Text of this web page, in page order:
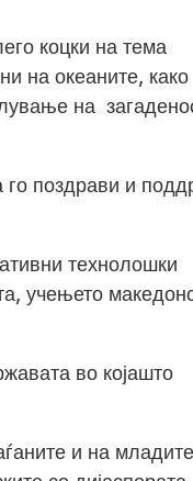
коцки на тема
на океаните, како
на
поздрави и
технолошки
учењето
во којашто
и на